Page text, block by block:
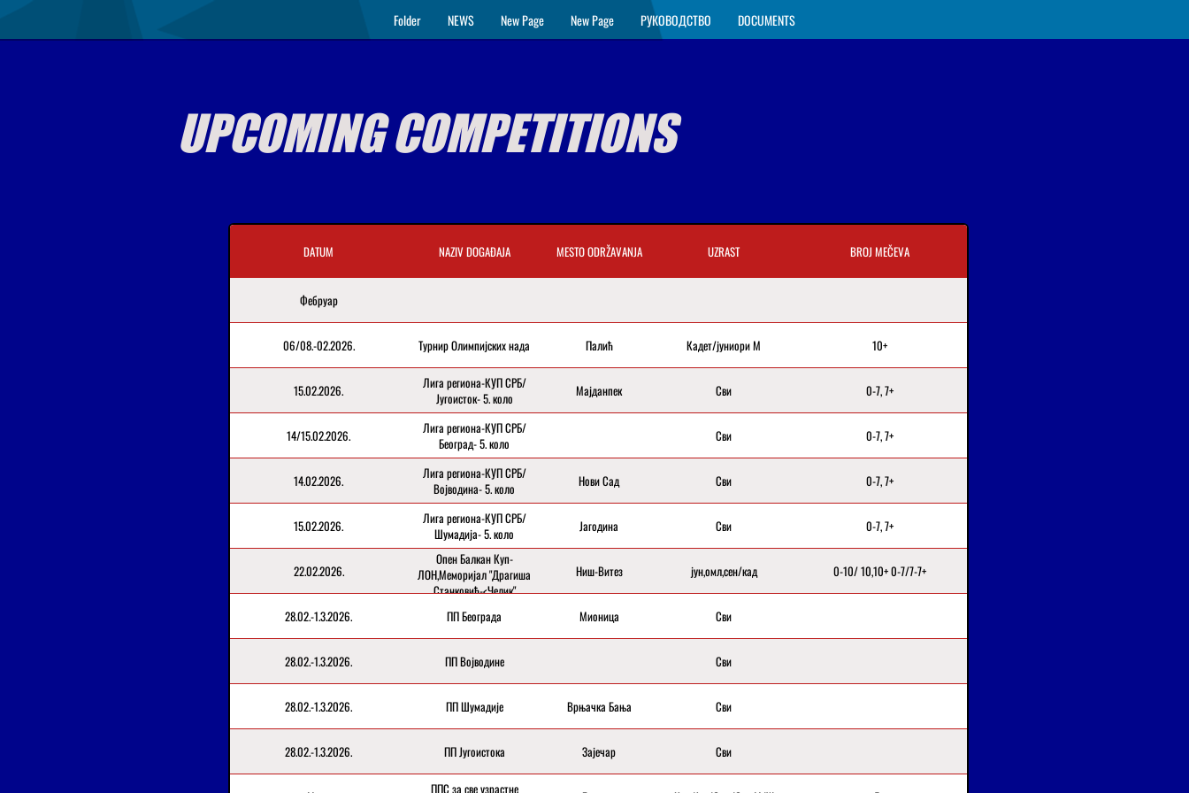
Folder NEWS New Page New Page РУКОВОДСТВО DOCUMENTS
DATUM NAZIV DOGAĐAJA MESTO ODRŽAVANJA UZRAST BROJ MEČEVA
Фебруар
06/08.-02.2026. Турнир Олимпијских нада Палић Кадет/јуниори М 10+
15.02.2026.
Лига региона-КУП СРБ/
Југоисток- 5. коло
Мајданпек Сви 0-7, 7+
14/15.02.2026.
Лига региона-КУП СРБ/
Београд- 5. коло
Сви 0-7, 7+
14.02.2026.
Лига региона-КУП СРБ/
Војводина- 5. коло
Нови Сад Сви 0-7, 7+
15.02.2026.
Лига региона-КУП СРБ/
Шумадија- 5. коло
Јагодина Сви 0-7, 7+
22.02.2026.
Опен Балкан Куп-
ЛОН,Меморијал "Драгиша
Станковић-<Челик"
Ниш-Витез јун,омл,сен/кад 0-10/ 10,10+ 0-7/7-7+
28.02.-1.3.2026. ПП Београда Мионица Сви
28.02.-1.3.2026. ПП Војводине Сви
28.02.-1.3.2026. ПП Шумадије Врњачка Бања Сви
28.02.-1.3.2026. ПП Југоистока Зајечар Сви
ППС за све узрастне
UPCOMING COMPETITIONS